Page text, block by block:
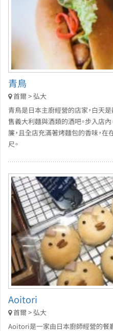
青鳥
首爾 > 弘大
青鳥是日本主廚經營的店家，白天
售義大利麵與酒類的酒吧。步入店
簾，且全店充滿著烤麵包的香味，在
尺。
Aoitori
首爾 > 弘大
Aoitori是一家由日本廚師經營的餐